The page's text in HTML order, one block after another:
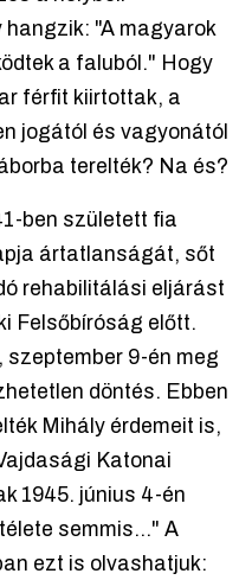
"A magyarok
a faluból." Hogy
férfit kiirtottak, a
jogától és vagyonától
terelték? Na és?
ben született fia
ártatlanságát, sőt
rehabilitálási eljárást
Felsőbíróság előtt.
szeptember 9-én meg
döntés. Ebben
Mihály érdemeit is,
Katonai
1945. június 4-én
semmis..." A
ezt is olvashatjuk: